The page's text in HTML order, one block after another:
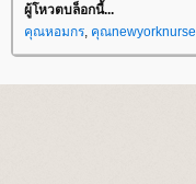
ผู้โหวตบล็อกนี้...
คุณหอมกร คุณnewyorknurse